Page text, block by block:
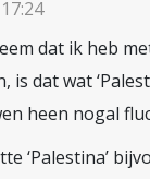
dat ik heb
is dat wat
heen nogal
‘Palestina’